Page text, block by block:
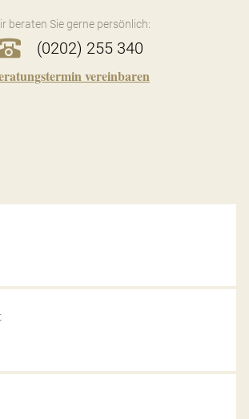
beraten Sie gerne persönlich:
(0202) 255 340
vereinbaren